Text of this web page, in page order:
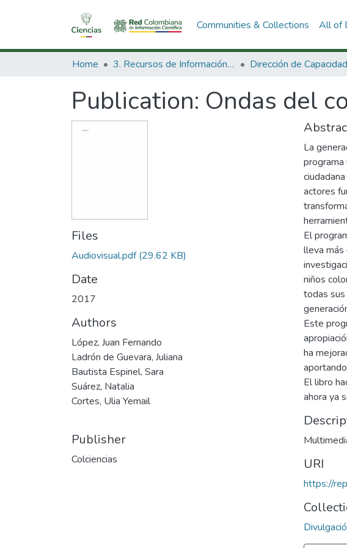
Communities & Collections All of
Home 3. Recursos de Información Científica y Tecnológica
Publication: Ondas del
Files
Audiovisual.pdf(29.62 KB)
Date
2017
Authors
López, Juan Fernando
Ladrón de Guevara, Juliana
Bautista Espinel, Sara
Suárez, Natalia
Cortes, Ulia Yemail
Publisher
Colciencias
La
programa
actores
El
lleva más
niños
todas sus
Este
ha
El libro
ahora ya
URI
https://